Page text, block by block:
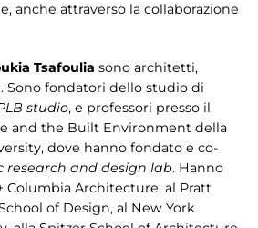
anche attraverso la collaborazione
Tsafoulia sono architetti,
Sono fondatori dello studio di
studio, e professori presso il
and the Built Environment della
dove hanno fondato e co-
research and design lab. Hanno
Columbia Architecture, al Pratt
of Design, al New York